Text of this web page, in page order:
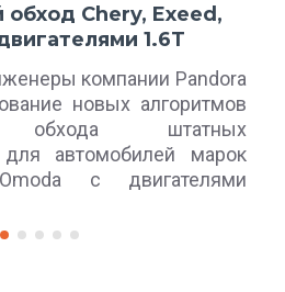
Chery, Exeed,
1.6T
компании Pandora
новых алгоритмов
обхода штатных
автомобилей марок
с двигателями